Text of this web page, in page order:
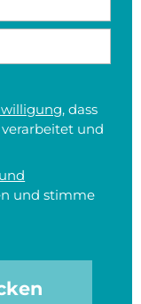
, dass
und
und stimme